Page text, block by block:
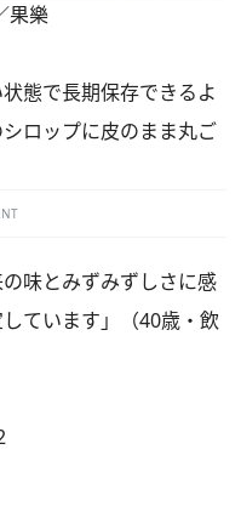
果樂
態で長期保存できるよ
ロップに皮のまま丸ご
味とみずみずしさに感
ています」（40歳・飲